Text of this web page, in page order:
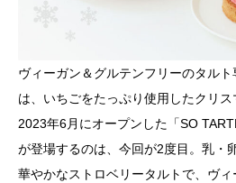
ヴィーガン＆グルテンフリーのタル
は、いちごをたっぷり使用したクリス
2023年6月にオープンした「SO
が登場するのは、今回が2度目。乳・
華やかなストロベリータルトで、ヴ